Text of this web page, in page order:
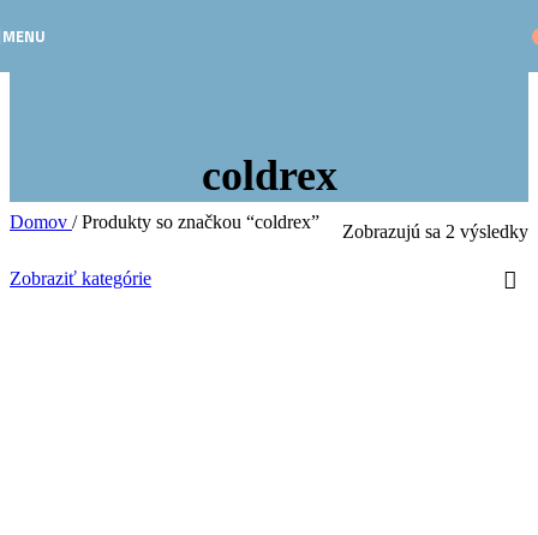
MENU
coldrex
Domov / Produkty so značkou “coldrex” Zobrazujú sa 2 výsledky
Zobraziť kategórie